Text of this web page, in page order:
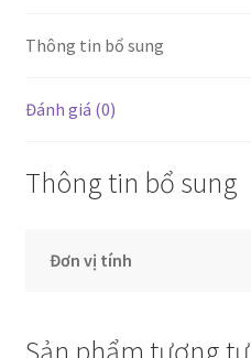
Thông tin bổ sung
Đánh giá (0)
Thông tin bổ sung
Đơn vị tính